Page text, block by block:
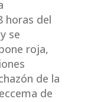
horas del
se
roja,
de la
de